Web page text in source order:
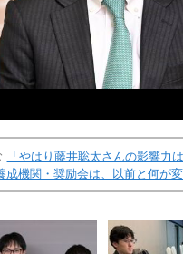
「やはり藤井聡太さんの影響力
成機関・奨励会は、以前と何が